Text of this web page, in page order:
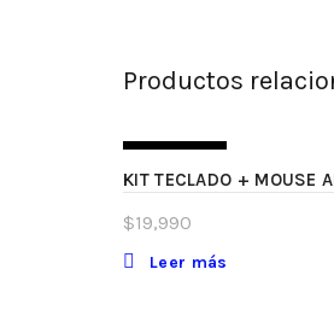
Productos
KIT TECLADO + MOUSE
$19,990
Leer más